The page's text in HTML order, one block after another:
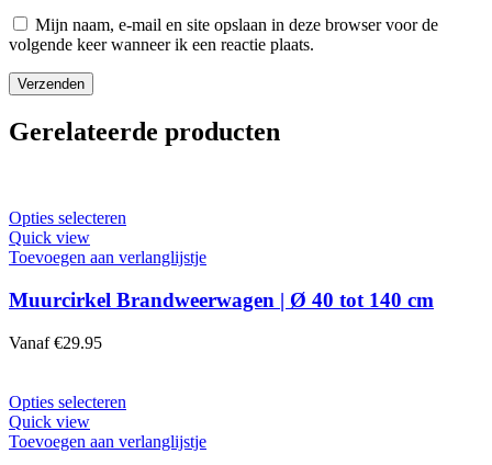
Mijn naam, e-mail en site opslaan in deze browser voor de
volgende keer wanneer ik een reactie plaats.
Gerelateerde producten
Opties selecteren
heeft
variaties.
Deze
op
de
productpagina
Quick view
Toevoegen aan verlanglijstje
Muurcirkel Brandweerwagen | Ø 40 tot 140 cm
Vanaf €29.95
Opties selecteren
heeft
Quick view
Toevoegen aan verlanglijstje